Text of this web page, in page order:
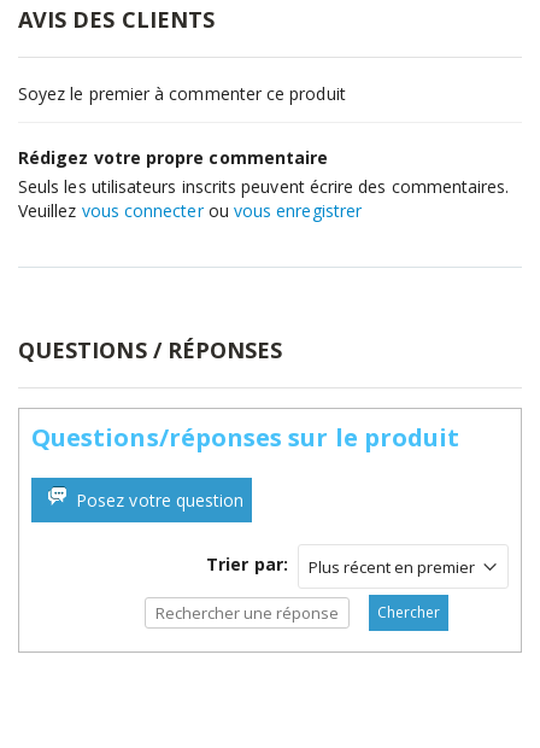
AVIS DES CLIENTS
Soyez le premier à commenter ce produit
Rédigez votre propre commentaire
Seuls les utilisateurs inscrits peuvent écrire des commentaires.
Veuillez vous connecterou vous enregistrer
QUESTIONS / RÉPONSES
Questions/réponses sur le produit
Posez votre question
Trier par:
Chercher